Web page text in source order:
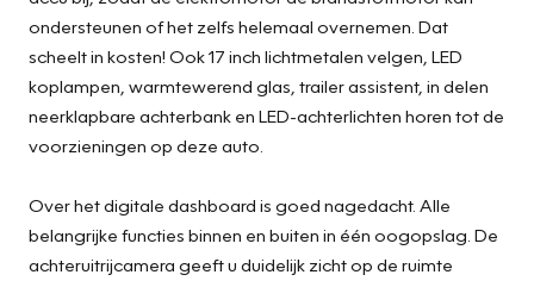
ondersteunen of het zelfs helemaal overnemen. Dat
scheelt in kosten! Ook 17 inch lichtmetalen velgen, LED
koplampen, warmtewerend glas, trailer assistent, in delen
neerklapbare achterbank en LED-achterlichten horen tot de
voorzieningen op deze auto.
Over het digitale dashboard is goed nagedacht. Alle
belangrijke functies binnen en buiten in één oogopslag. De
achteruitrijcamera geeft u duidelijk zicht op de ruimte